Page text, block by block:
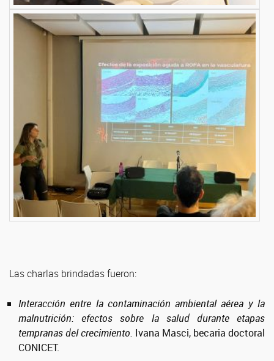
Las charlas brindadas fueron:
Interacción entre la contaminación ambiental aérea y la
malnutrición: efectos sobre la salud durante etapas
tempranas del crecimiento. Ivana Masci, becaria doctoral
CONICET.